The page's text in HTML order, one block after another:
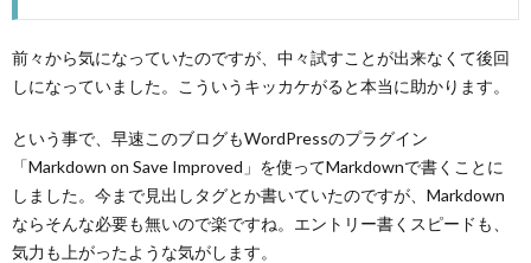
前々から気になっていたのですが、中々試すことが出来なくて後回
しになっていました。こういうキッカケがると本当に助かります。
という事で、早速このブログもWordPressのプラグイン
「Markdown on Save Improved」を使ってMarkdownで書くことに
しました。今まで見出しタグとか書いていたのですが、Markdown
ならそんな必要も無いので楽ですね。エントリー書くスピードも、
気力も上がったような気がします。